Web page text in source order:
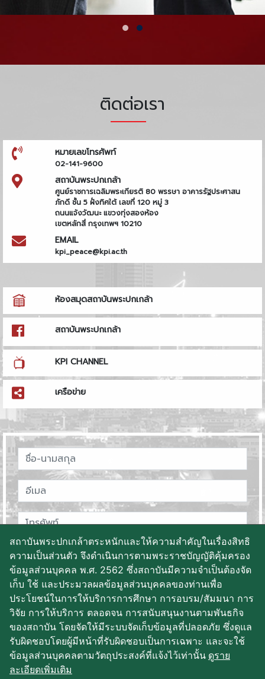
ติดต่อเรา
หมายเลขโทรศัพท์
02-141-9600
สถาบันพระปกเกล้า
ศูนย์ราชการเฉลิมพระเกียรติ 80 พรรษา อาคารรัฐประศาสน
ภักดี ชั้น 5 ฝั่งทิศใต้ เลขที่ 120 หมู่ 3
ถนนแจ้งวัฒนะ แขวงทุ่งสองห้อง
เขตหลักสี่ กรุงเทพฯ 10210
EMAIL
kpi_peace@kpi.ac.th
ห้องสมุดสถาบันพระปกเกล้า
สถาบันพระปกเกล้า
KPI CHANNEL
เครือข่าย
บันทึกข้อมูล
สถาบันพระปกเกล้าตระหนักและให้ความสำคัญในเรื่องสิทธิ
ความเป็นส่วนตัว จึงดำเนินการตามพระราชบัญญัติคุ้มครอง
ข้อมูลส่วนบุคคล พ.ศ. 2562 ซึ่งสถาบันมีความจำเป็นต้องจัด
เก็บ ใช้ และประมวลผลข้อมูลส่วนบุคคลของท่านเพื่อ
ประโยชน์ในการให้บริการการศึกษา การอบรม/สัมมนา การ
วิจัย การให้บริการ ตลอดจน การสนับสนุนงานตามพันธกิจ
ของสถาบัน โดยจัดให้มีระบบจัดเก็บข้อมูลที่ปลอดภัย ซึ่งดูแล
รับผิดชอบโดยผู้มีหน้าที่รับผิดชอบเป็นการเฉพาะ และจะใช้
ข้อมูลส่วนบุคคลตามวัตถุประสงค์ที่แจ้งไว้เท่านั้น ดูราย
ละเอียดเพิ่มเติม